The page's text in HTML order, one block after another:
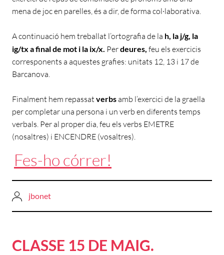
mena de joc en parelles, és a dir, de forma col·laborativa.
A continuació hem treballat l’ortografia de la h, la j/g, la
ig/tx a final de mot i la ix/x. Perdeures, feu els exercicis
corresponents a aquestes grafies: unitats 12, 13 i 17 de
Barcanova.
Finalment hem repassat verbsamb l’exercici de la graella
per completar una persona i un verb en diferents temps
verbals. Per al proper dia, feu els verbs EMETRE
(nosaltres) i ENCENDRE (vosaltres).
Fes-ho córrer!
jbonet
CLASSE 15 DE MAIG.